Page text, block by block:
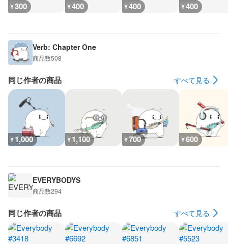
¥300 ¥400 ¥400 ¥400
Verb: Chapter One
商品数508
同じ作者の商品 すべて見る
¥1,000 ¥1,100 ¥700 ¥600
EVERYBODYS
商品数294
同じ作者の商品 すべて見る